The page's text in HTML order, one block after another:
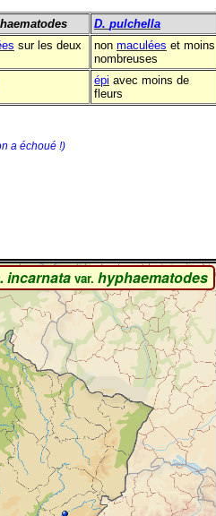
D. pulchella
sur les deux
non maculées et moins
nombreuses
épi avec moins de
fleurs
a échoué !)